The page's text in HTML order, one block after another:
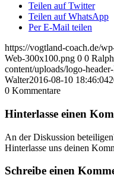
Teilen auf Twitter
Teilen auf WhatsApp
Per E-Mail teilen
https://vogtland-coach.de/
Web-300x100.png 0 0
content/uploads/logo-
Walter2016-08-10 18:46:04
0 Kommentare
Hinterlasse einen
An der Diskussion
Hinterlasse uns deinen
Schreibe einen